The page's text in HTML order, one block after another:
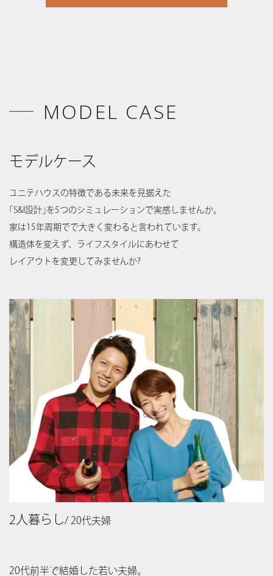
MODEL CASE
モデルケース
ユニテハウスの特徴である未来を見据えた
｢S&I設計｣を5つのシミュレーションで実感しませんか。
家は15年周期でで大きく変わると言われています。
構造体を変えず、ライフスタイルにあわせて
レイアウトを変更してみませんか?
2人暮らし/ 20代夫婦
20代前半で結婚した若い夫婦。